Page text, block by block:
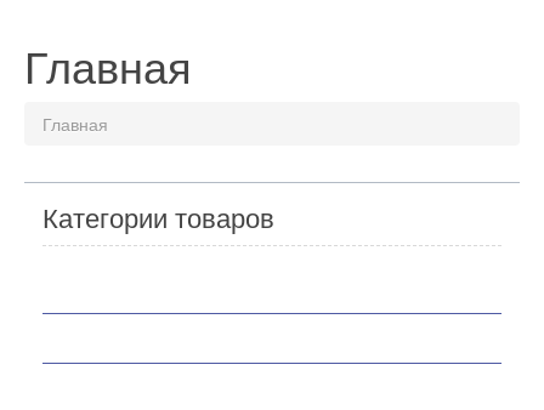
Главная
Главная
Категории товаров